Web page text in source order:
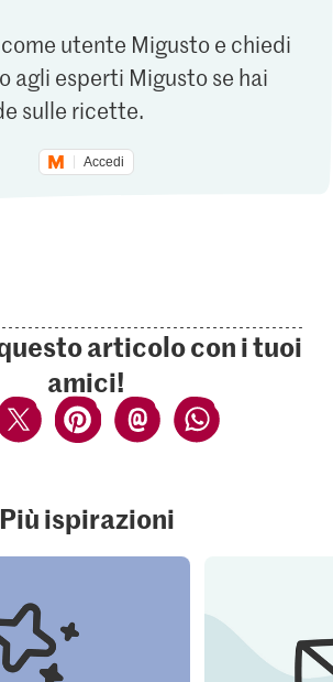
utente Migusto e chiedi
agli esperti Migusto se hai
sulle ricette.
Accedi
articolo con i tuoi
amici!
Più ispirazioni